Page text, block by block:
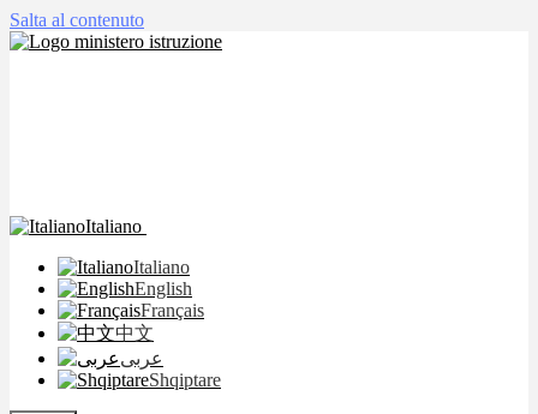
Salta al contenuto
Italiano
Italiano
English
Français
中文
عربى
Shqiptare